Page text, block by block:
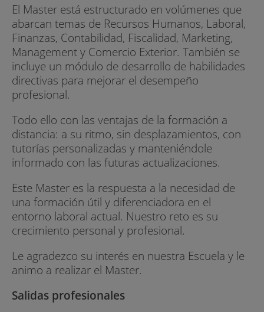
El Master está estructurado en volúmenes que
abarcan temas de Recursos Humanos, Laboral,
Finanzas, Contabilidad, Fiscalidad, Marketing,
Management y Comercio Exterior. También se
incluye un módulo de desarrollo de habilidades
directivas para mejorar el desempeño
profesional.
Todo ello con las ventajas de la formación a
distancia: a su ritmo, sin desplazamientos, con
tutorías personalizadas y manteniéndole
informado con las futuras actualizaciones.
Este Master es la respuesta a la necesidad de
una formación útil y diferenciadora en el
entorno laboral actual. Nuestro reto es su
crecimiento personal y profesional.
Le agradezco su interés en nuestra Escuela y le
animo a realizar el Master.
Salidas profesionales